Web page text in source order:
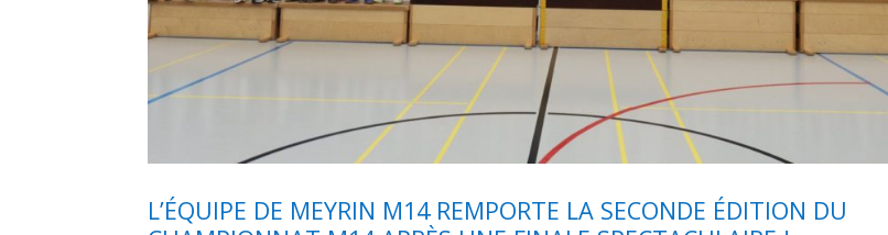
L’ÉQUIPE DE MEYRIN M14 REMPORTE LA SECONDE ÉDITION DU